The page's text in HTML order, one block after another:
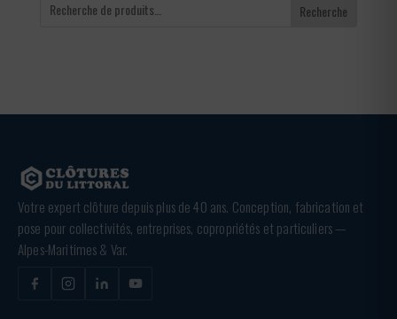
Recherche
Votre expert clôture depuis plus de 40 ans. Conception, fabrication et
pose pour collectivités, entreprises, copropriétés et particuliers —
Alpes-Maritimes & Var.